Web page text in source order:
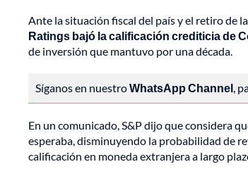
Ante la situación fiscal del país y el retiro de la
Ratings bajó la calificación crediticia de
de inversión que mantuvo por una década.
Síganos en nuestroWhatsApp Channel,
En un comunicado, S&P dijo que considera
esperaba, disminuyendo la probabilidad de
calificación en moneda extranjera a largo